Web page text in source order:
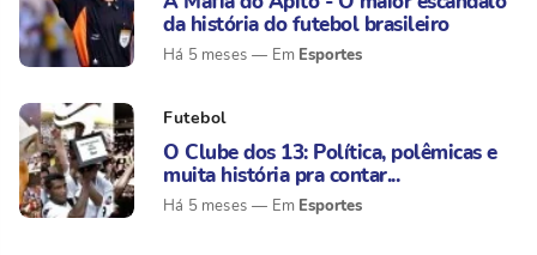
da história do futebol brasileiro
Há 5 meses Esportes
Futebol
O Clube dos 13: Política, polêmicas e
muita história pra contar...
Há 5 meses Esportes